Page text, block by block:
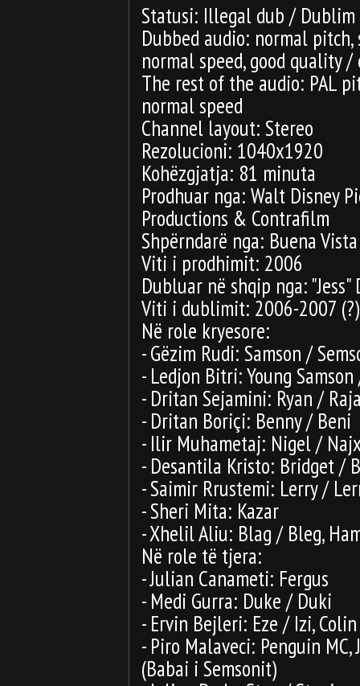
Statusi: Illegal dub /
Dubbed audio: normal
normal speed, good quality
The rest of the audio: PAL
normal speed
Channel layout: Stereo
Rezolucioni: 1040x1920
Kohëzgjatja: 81 minuta
Prodhuar nga: Walt Disney
Productions & Contrafilm
Shpërndarë nga: Buena
Viti i prodhimit: 2006
Dubluar në shqip nga: "Jess"
Viti i dublimit: 2006-2007 (?)
Në role kryesore:
- Gëzim Rudi: Samson /
- Ledjon Bitri: Young
- Dritan Sejamini: Ryan /
- Dritan Boriçi: Benny / Beni
- Ilir Muhametaj: Nigel /
- Desantila Kristo: Bridget /
- Saimir Rrustemi: Lerry /
- Sheri Mita: Kazar
- Xhelil Aliu: Blag / Bleg,
Në role të tjera:
- Julian Canameti: Fergus
- Medi Gurra: Duke / Duki
- Ervin Bejleri: Eze / Izi, Colin
- Piro Malaveci: Penguin
(Babai i Semsonit)